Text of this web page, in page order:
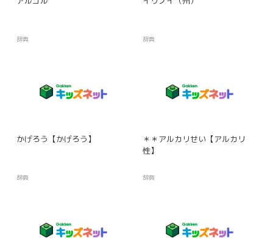
辞典 辞典
かげろう【かげろう】
辞典
＊＊アルカリせい【アルカリ
性】
辞典